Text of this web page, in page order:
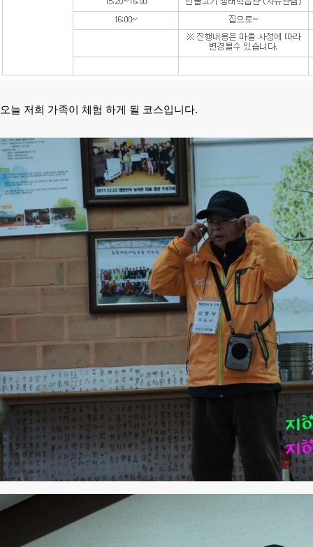
오늘 저희 가족이 체험 하게 될 코스입니다.